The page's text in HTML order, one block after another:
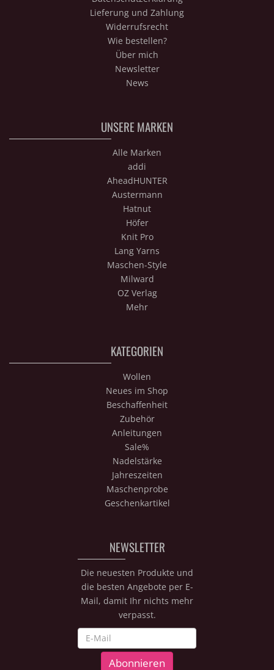
Lieferung und Zahlung
Widerrufsrecht
Wie bestellen?
Über mich
Newsletter
News
UNSERE MARKEN
Alle Marken
addi
AheadHUNTER
Austermann
Hatnut
Höfer
Knit Pro
Lang Yarns
Maschen-Style
Milward
OZ Verlag
Mehr
KATEGORIEN
Wollen
Neues im Shop
Beschaffenheit
Zubehör
Anleitungen
Sale%
Nadelstärke
Jahreszeiten
Maschenprobe
Geschenkartikel
NEWSLETTER
Die neuesten Produkte und
die besten Angebote per E-
Mail, damit Ihr nichts mehr
verpasst.
Abonnieren